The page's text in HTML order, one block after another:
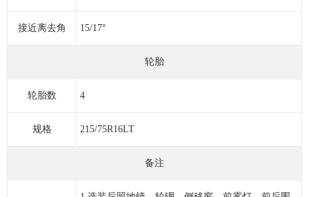
接近离去角 15/17°
轮胎
轮胎数 4
规格 215/75R16LT
备注